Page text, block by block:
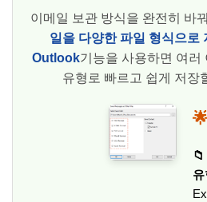
이메일 보관 방식을 완전히 바
일을 다양한 파일 형식으로
Outlook기능을 사용하면 여러
유형로 빠르고 쉽게 저장
유